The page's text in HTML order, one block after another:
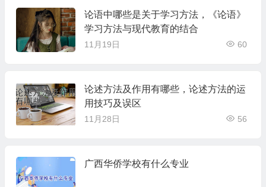
论语中哪些是关于学习方法，《论语》
学习方法与现代教育的结合
11月19日 60
论述方法及作用有哪些，论述方法的运
用技巧及误区
11月28日 56
广西华侨学校有什么专业